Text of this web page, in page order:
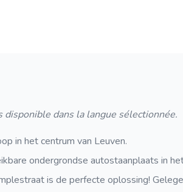
dans la langue sélectionnée.
in het centrum van Leuven.
ondergrondse autostaanplaats in
is de perfecte oplossing!